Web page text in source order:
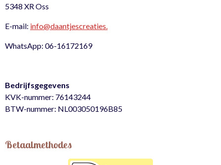
5348 XR Oss
E-mail: info@daantjescreaties.
WhatsApp: 06-16172169
Bedrijfsgegevens
KVK-nummer: 76143244
BTW-nummer: NL003050196B85
Betaalmethodes